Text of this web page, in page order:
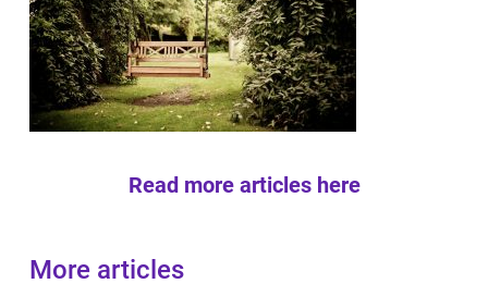
Read more articles here
More articles